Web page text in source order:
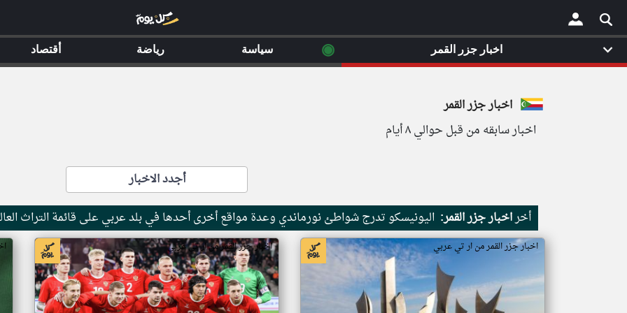
×
اخبار جزر القمر
اخبار سابقه من قبل حوالي ٨ أيام
أجدد الاخبار
أخراخبار جزر القمر: اليونيسكو تدرج شواطئ نورماندي وعدة مواقع أخرى أحدها في بلد عربي على قائمة التراث
اخبار جزر القمر من ار تي عربي اخبار جزر القمر من ار تي عربي
اخبار جزر القمر ◉ سياسة رياضة أقتصاد